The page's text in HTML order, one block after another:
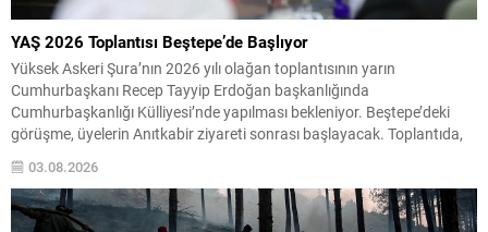
YAŞ 2026 Toplantısı Beştepe’de Başlıyor
Yüksek Askeri Şura’nın 2026 yılı olağan toplantısının yarın
Cumhurbaşkanı Recep Tayyip Erdoğan başkanlığında
Cumhurbaşkanlığı Külliyesi’nde yapılması bekleniyor. Beştepe’deki
görüşme, üyelerin Anıtkabir ziyareti sonrası başlayacak. Toplantıda,
alınacak. Ayrıca, kararların Cumhurbaşkanı onayının ardından
kamuoyuna duyurulması planlanıyor. İlk Kez Toplantıda Yer Alacak
İsimler Adalet...
03.08.2026